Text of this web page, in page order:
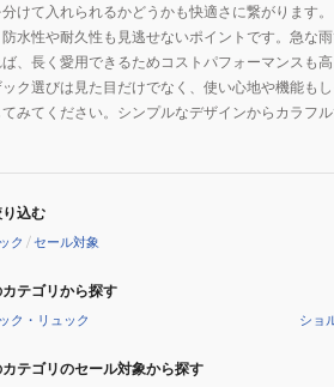
けて入れられるかどうかも快適さに繋がります。
水性や耐久性も見逃せないポイントです。急な
、長く愛用できるためコストパフォーマンスも高
ク選びは見た目だけでなく、使い心地や機能も
みてください。シンプルなデザインからカラフ
込む
ク /セール対象
テゴリから探す
ク・リュック ショ
テゴリのセール対象から探す